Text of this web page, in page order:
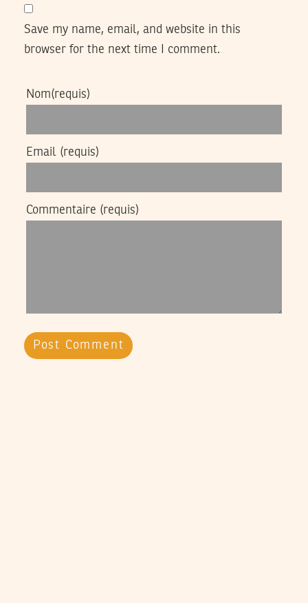
Save my name, email, and website in this
browser for the next time I comment.
Nom(requis)
Email (requis)
Commentaire (requis)